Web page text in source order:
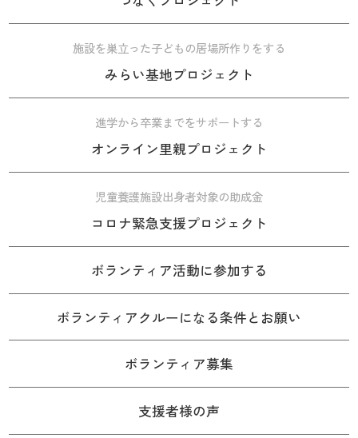
施設を巣立った子どもの居場所作りをする
みらい基地プロジェクト
進学から卒業までをサポートする
オンライン里親プロジェクト
児童養護施設出身者対象の助成金
コロナ緊急支援プロジェクト
ボランティア活動に参加する
ボランティアクルーになる条件とお願い
ボランティア募集
支援者様の声